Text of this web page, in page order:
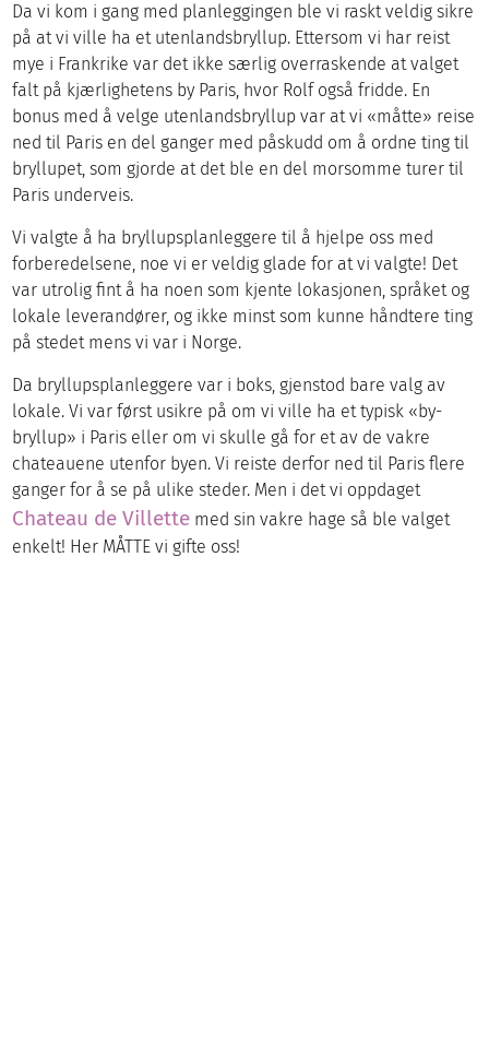
Da vi kom i gang med planleggingen ble vi raskt veldig sikre
på at vi ville ha et utenlandsbryllup. Ettersom vi har reist
mye i Frankrike var det ikke særlig overraskende at valget
falt på kjærlighetens by Paris, hvor Rolf også fridde. En
bonus med å velge utenlandsbryllup var at vi «måtte» reise
ned til Paris en del ganger med påskudd om å ordne ting til
bryllupet, som gjorde at det ble en del morsomme turer til
Paris underveis.
Vi valgte å ha bryllupsplanleggere til å hjelpe oss med
forberedelsene, noe vi er veldig glade for at vi valgte! Det
var utrolig fint å ha noen som kjente lokasjonen, språket og
lokale leverandører, og ikke minst som kunne håndtere ting
på stedet mens vi var i Norge.
Da bryllupsplanleggere var i boks, gjenstod bare valg av
lokale. Vi var først usikre på om vi ville ha et typisk «by-
bryllup» i Paris eller om vi skulle gå for et av de vakre
chateauene utenfor byen. Vi reiste derfor ned til Paris flere
ganger for å se på ulike steder. Men i det vi oppdaget
Chateau de Villette med sin vakre hage så ble valget
enkelt! Her MÅTTE vi gifte oss!